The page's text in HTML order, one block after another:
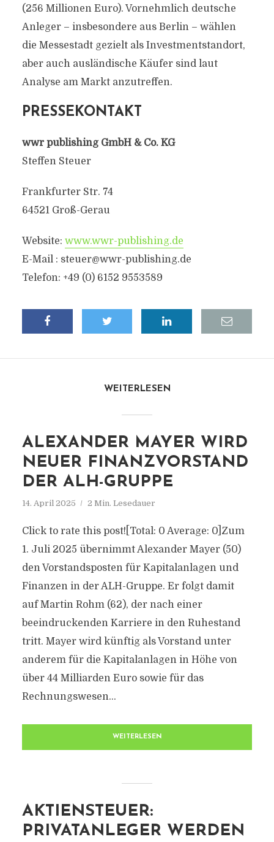
(256 Millionen Euro). Vornehmlich deutsche
Anleger – insbesondere aus Berlin – wählen
die Messestadt gezielt als Investmentstandort,
aber auch ausländische Käufer sind laut
Analyse am Markt anzutreffen.
PRESSEKONTAKT
wwr publishing GmbH & Co. KG
Steffen Steuer
Frankfurter Str. 74
64521 Groß-Gerau
Website: www.wwr-publishing.de
E-Mail : steuer@wwr-publishing.de
Telefon: +49 (0) 6152 9553589
WEITERLESEN
ALEXANDER MAYER WIRD
NEUER FINANZVORSTAND
DER ALH-GRUPPE
14. April 2025 2 Min. Lesedauer
Click to rate this post![Total: 0 Average: 0]Zum
1. Juli 2025 übernimmt Alexander Mayer (50)
den Vorstandsposten für Kapitalanlagen und
Finanzen in der ALH-Gruppe. Er folgt damit
auf Martin Rohm (62), der nach einer
beeindruckenden Karriere in den Ruhestand
tritt. Mayer wird künftig als Vorstand unter
anderem für die Kapitalanlagen in Höhe von
über 44 Milliarden Euro sowie für das
Rechnungswesen...
WEITERLESEN
AKTIENSTEUER:
PRIVATANLEGER WERDEN